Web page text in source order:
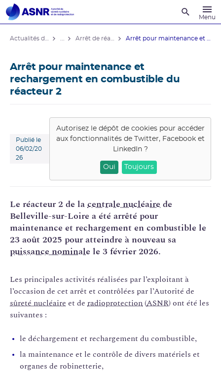
Menu
Arrêt pour maintenance et
rechargement en combustible du
réacteur 2
Publié le
06/02/20
26
Autorisez le dépôt de cookies pour accéder
aux fonctionnalités de Twitter, Facebook et
LinkedIn?
Oui Toujours
Le réacteur 2 de lacentrale nucléairede
Belleville-sur-Loire a été arrêté pour
maintenance et rechargement en combustible le
23 août 2025 pour atteindre à nouveau sa
puissance nominale le 3 février 2026.
Les principales activités réalisées par l’exploitant à
l’occasion de cet arrêt et contrôlées par l’Autorité de
sûreté nucléaire et de radioprotection (ASNR) ont été les
suivantes :
le déchargement et rechargement du combustible,
la maintenance et le contrôle de divers matériels et
organes de robinetterie,